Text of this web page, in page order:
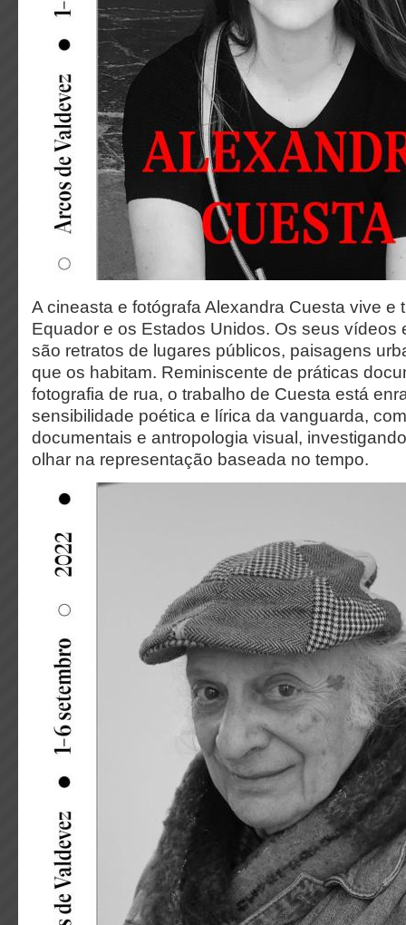
A cineasta e fotógrafa Alexandra Cuesta vive e
Equador e os Estados Unidos. Os seus vídeos
são retratos de lugares públicos, paisagens
que os habitam. Reminiscente de práticas
fotografia de rua, o trabalho de Cuesta está
sensibilidade poética e lírica da vanguarda,
documentais e antropologia visual,
olhar na representação baseada no tempo.